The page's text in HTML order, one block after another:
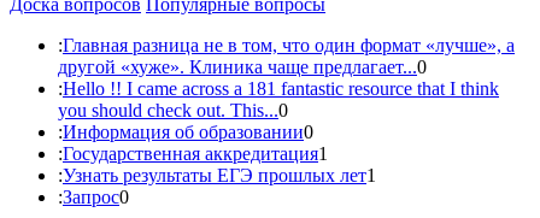
:Главная разница не в том, что один формат «лучше», а
другой «хуже». Клиника чаще предлагает...0
:Hello !! I came across a 181 fantastic resource that I think
you should check out. This...0
:Информация об образовании0
:Государственная аккредитация1
:Узнать результаты ЕГЭ прошлых лет1
:Запрос0